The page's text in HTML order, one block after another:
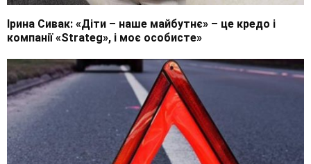
Ірина Сивак: «Діти – наше майбутнє» – це кредо і
компанії «Strateg», і моє особисте»